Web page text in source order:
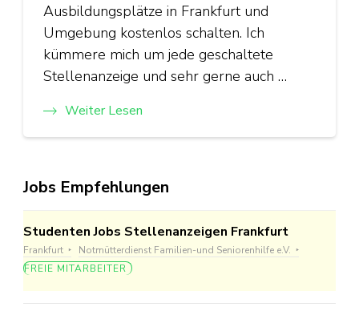
Ausbildungsplätze in Frankfurt und
Umgebung kostenlos schalten. Ich
kümmere mich um jede geschaltete
Stellenanzeige und sehr gerne auch …
Weiter Lesen
Jobs Empfehlungen
Studenten Jobs Stellenanzeigen Frankfurt
Frankfurt
Notmütterdienst Familien-und Seniorenhilfe e.V.
FREIE MITARBEITER